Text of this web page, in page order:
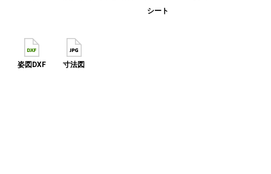
シート
姿図DXF 寸法図